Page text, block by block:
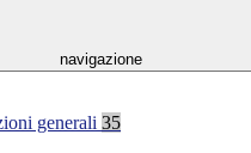
navigazione
generali 35